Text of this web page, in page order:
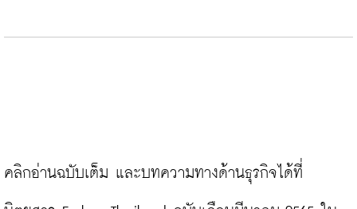
คลิกอ่านฉบับเต็ม และบทความทางด้านธุรกิจได้ที่